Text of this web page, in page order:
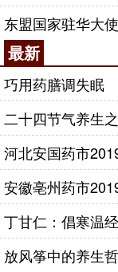
东盟国家驻华大
最新
巧用药膳调失眠
二十四节气养生
河北安国药市
安徽亳州药市
丁甘仁：倡寒温
放风筝中的养生